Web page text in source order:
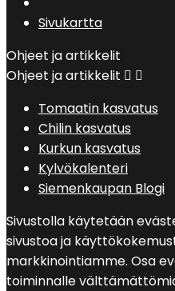
Sivukartta
Ohjeet ja artikkelit
Ohjeet ja artikkelit  
Tomaatin kasvatus
Chilin kasvatus
Kurkun kasvatus
Kylvökalenteri
Siemenkaupan Blogi
Sivustolla käytetään
sivustoa ja
markkinointiamme. Osa
toiminnalle